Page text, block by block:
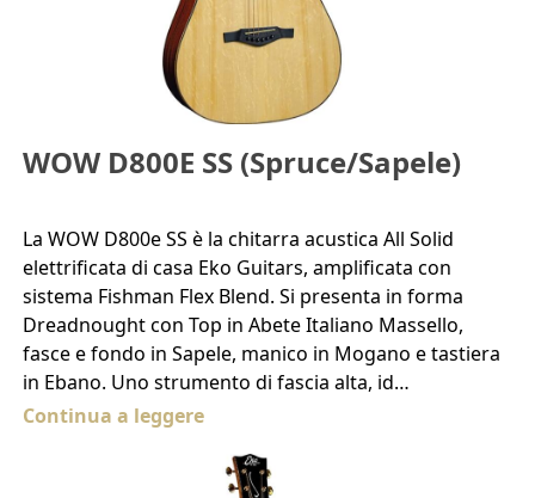
WOW D800E SS (Spruce/Sapele)
La WOW D800e SS è la chitarra acustica All Solid
elettrificata di casa Eko Guitars, amplificata con
sistema Fishman Flex Blend. Si presenta in forma
Dreadnought con Top in Abete Italiano Massello,
fasce e fondo in Sapele, manico in Mogano e tastiera
in Ebano. Uno strumento di fascia alta, id…
Continua a leggere